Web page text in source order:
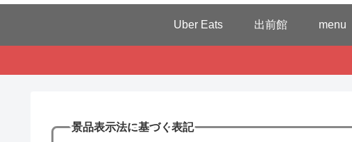
Uber Eats 出前館 menu
景品表示法に基づく表記